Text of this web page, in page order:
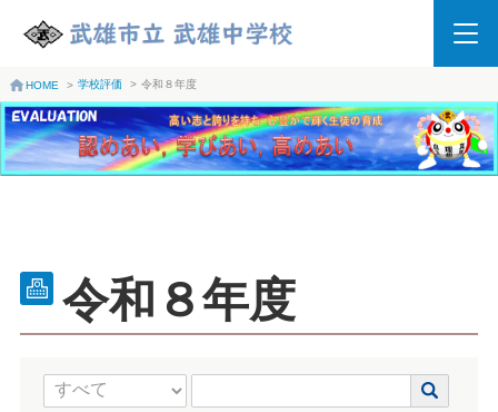
HOME > 学校評価 > 令和８年度
令和８年度